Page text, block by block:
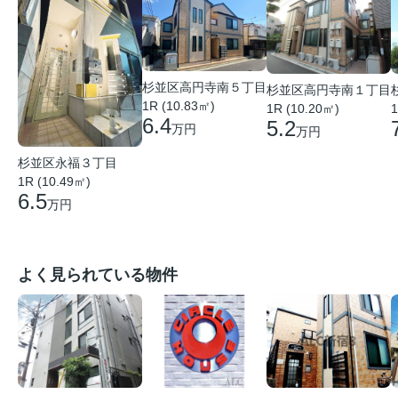
杉並区永福３丁目
1R (10.49㎡)
6.5万円
杉並区高円寺南５丁目
1R (10.83㎡)
6.4万円
杉並区高円寺南１丁目
1R (10.20㎡)
5.2万円
よく見られている物件